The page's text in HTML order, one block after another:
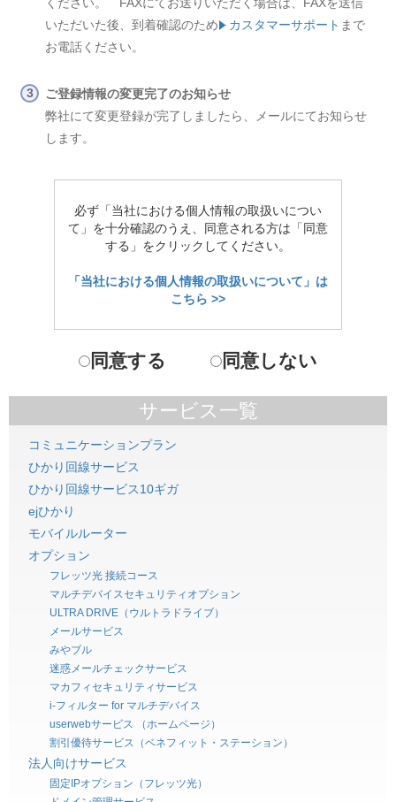
いただいた後、到着確認のため
カスタマーサポート まで
お電話ください。
ご登録情報の変更完了のお知らせ
弊社にて変更登録が完了しましたら、メールにてお知らせ
します。
必ず「当社における個人情報の取扱いについ
て」を十分確認のうえ、同意される方は「同意
する」をクリックしてください。
「当社における個人情報の取扱いについて」は
こちら >>
同意する 同意しない
サービス一覧
コミュニケーションプラン
ひかり回線サービス
ひかり回線サービス10ギガ
ejひかり
モバイルルーター
オプション
フレッツ光 接続コース
マルチデバイスセキュリティオプション
ULTRA DRIVE（ウルトラドライブ）
メールサービス
みやブル
迷惑メールチェックサービス
マカフィセキュリティサービス
i-フィルター for マルチデバイス
userwebサービス （ホームページ）
割引優待サービス（ベネフィット・ステーション）
法人向けサービス
固定IPオプション（フレッツ光）